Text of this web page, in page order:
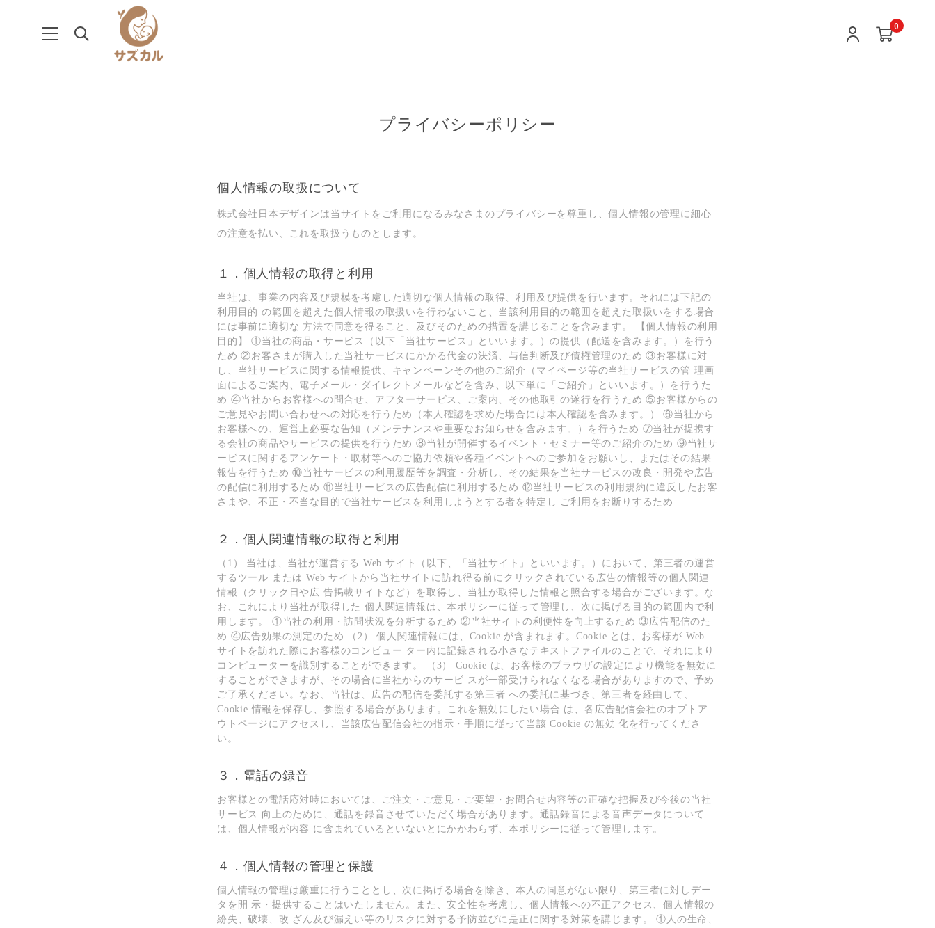
0
プライバシーポリシー
個人情報の取扱について
株式会社日本デザインは当サイトをご利用になるみなさまのプライバシーを尊重し、個人情報の管理に細心
の注意を払い、これを取扱うものとします。
１．個⼈情報の取得と利⽤
当社は、事業の内容及び規模を考慮した適切な個⼈情報の取得、利⽤及び提供を⾏います。それには下記の
利⽤⽬的 の範囲を超えた個⼈情報の取扱いを⾏わないこと、当該利⽤⽬的の範囲を超えた取扱いをする場合
には事前に適切な ⽅法で同意を得ること、及びそのための措置を講じることを含みます。 【個⼈情報の利⽤
⽬的】 ①当社の商品・サービス（以下「当社サービス」といいます。）の提供（配送を含みます。）を⾏う
ため ②お客さまが購⼊した当社サービスにかかる代⾦の決済、与信判断及び債権管理のため ③お客様に対
し、当社サービスに関する情報提供、キャンペーンその他のご紹介（マイページ等の当社サービスの管 理画
⾯によるご案内、電⼦メール・ダイレクトメールなどを含み、以下単に「ご紹介」といいます。）を⾏うた
め ④当社からお客様への問合せ、アフターサービス、ご案内、その他取引の遂⾏を⾏うため ⑤お客様からの
ご意⾒やお問い合わせへの対応を⾏うため（本⼈確認を求めた場合には本⼈確認を含みます。） ⑥当社から
お客様への、運営上必要な告知（メンテナンスや重要なお知らせを含みます。）を⾏うため ⑦当社が提携す
る会社の商品やサービスの提供を⾏うため ⑧当社が開催するイベント・セミナー等のご紹介のため ⑨当社サ
ービスに関するアンケート・取材等へのご協⼒依頼や各種イベントへのご参加をお願いし、またはその結果
報告を⾏うため ⑩当社サービスの利⽤履歴等を調査・分析し、その結果を当社サービスの改良・開発や広告
の配信に利⽤するため ⑪当社サービスの広告配信に利⽤するため ⑫当社サービスの利⽤規約に違反したお客
さまや、不正・不当な⽬的で当社サービスを利⽤しようとする者を特定し ご利⽤をお断りするため
２．個⼈関連情報の取得と利⽤
（1） 当社は、当社が運営する Web サイト（以下、「当社サイト」といいます。）において、第三者の運営
するツール または Web サイトから当社サイトに訪れ得る前にクリックされている広告の情報等の個⼈関連
情報（クリック⽇や広 告掲載サイトなど）を取得し、当社が取得した情報と照合する場合がございます。な
お、これにより当社が取得した 個⼈関連情報は、本ポリシーに従って管理し、次に掲げる⽬的の範囲内で利
⽤します。 ①当社の利⽤・訪問状況を分析するため ②当社サイトの利便性を向上するため ③広告配信のた
め ④広告効果の測定のため （2） 個⼈関連情報には、Cookie が含まれます。Cookie とは、お客様が Web
サイトを訪れた際にお客様のコンピュー ター内に記録される⼩さなテキストファイルのことで、それにより
コンピューターを識別することができます。 （3） Cookie は、お客様のブラウザの設定により機能を無効に
することができますが、その場合に当社からのサービ スが⼀部受けられなくなる場合がありますので、予め
ご了承ください。なお、当社は、広告の配信を委託する第三者 への委託に基づき、第三者を経由して、
Cookie 情報を保存し、参照する場合があります。これを無効にしたい場合 は、各広告配信会社のオプトア
ウトページにアクセスし、当該広告配信会社の指⽰・⼿順に従って当該 Cookie の無効 化を⾏ってくださ
い。
３．電話の録⾳
お客様との電話応対時においては、ご注⽂・ご意⾒・ご要望・お問合せ内容等の正確な把握及び今後の当社
サービス 向上のために、通話を録⾳させていただく場合があります。通話録⾳による⾳声データについて
は、個⼈情報が内容 に含まれているといないとにかかわらず、本ポリシーに従って管理します。
４．個⼈情報の管理と保護
個⼈情報の管理は厳重に⾏うこととし、次に掲げる場合を除き、本⼈の同意がない限り、第三者に対しデー
タを開 ⽰・提供することはいたしません。また、安全性を考慮し、個⼈情報への不正アクセス、個⼈情報の
紛失、破壊、改 ざん及び漏えい等のリスクに対する予防並びに是正に関する対策を講じます。 ①⼈の⽣命、